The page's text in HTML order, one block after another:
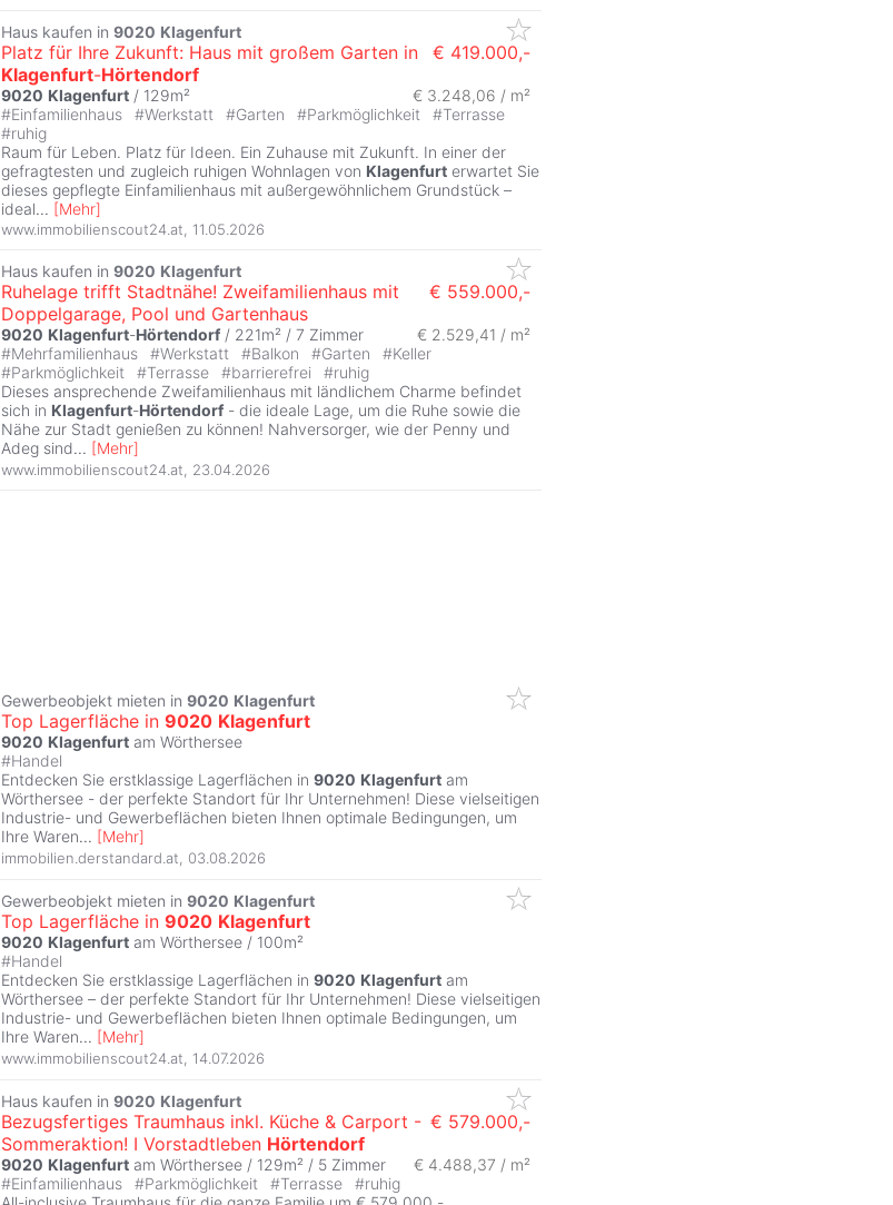
Haus kaufen in 9020 Klagenfurt
Platz für Ihre Zukunft: Haus mit großem Garten in
Klagenfurt-Hörtendorf
€ 419.000,-
9020 Klagenfurt / 129m²
€ 3.248,06 / m²
#Einfamilienhaus #Werkstatt #Garten #Parkmöglichkeit #Terrasse
#ruhig
Raum für Leben. Platz für Ideen. Ein Zuhause mit Zukunft. In einer der
gefragtesten und zugleich ruhigen Wohnlagen von Klagenfurt erwartet Sie
dieses gepflegte Einfamilienhaus mit außergewöhnlichem Grundstück –
ideal... [Mehr]
www.immobilienscout24.at, 11.05.2026
Haus kaufen in 9020 Klagenfurt
Ruhelage trifft Stadtnähe! Zweifamilienhaus mit
Doppelgarage, Pool und Gartenhaus
€ 559.000,-
9020 Klagenfurt-Hörtendorf / 221m² / 7 Zimmer
€ 2.529,41 / m²
#Mehrfamilienhaus #Werkstatt #Balkon #Garten #Keller
#Parkmöglichkeit #Terrasse #barrierefrei #ruhig
Dieses ansprechende Zweifamilienhaus mit ländlichem Charme befindet
sich in Klagenfurt-Hörtendorf - die ideale Lage, um die Ruhe sowie die
Nähe zur Stadt genießen zu können! Nahversorger, wie der Penny und
Adeg sind... [Mehr]
www.immobilienscout24.at 23.04.2026
Gewerbeobjekt mieten in 9020 Klagenfurt
Top Lagerfläche in 9020 Klagenfurt
9020 Klagenfurt am Wörthersee
#Handel
Entdecken Sie erstklassige Lagerflächen in 9020 Klagenfurt am
Wörthersee - der perfekte Standort für Ihr Unternehmen! Diese vielseitigen
Industrie- und Gewerbeflächen bieten Ihnen optimale Bedingungen, um
Ihre Waren... [Mehr]
immobilien.derstandard.at 03.08.2026
Gewerbeobjekt mieten in 9020 Klagenfurt
Top Lagerfläche in 9020 Klagenfurt
9020 Klagenfurt am Wörthersee / 100m²
#Handel
Entdecken Sie erstklassige Lagerflächen in 9020 Klagenfurt am
Wörthersee – der perfekte Standort für Ihr Unternehmen! Diese vielseitigen
Industrie- und Gewerbeflächen bieten Ihnen optimale Bedingungen, um
Ihre Waren... [Mehr]
www.immobilienscout24.at 14.07.2026
Haus kaufen in 9020 Klagenfurt
Bezugsfertiges Traumhaus inkl. Küche & Carport -
Sommeraktion! I Vorstadtleben Hörtendorf
€ 579.000,-
9020 Klagenfurt am Wörthersee / 129m² / 5 Zimmer
€ 4.488,37 / m²
#Einfamilienhaus #Parkmöglichkeit #Terrasse #ruhig